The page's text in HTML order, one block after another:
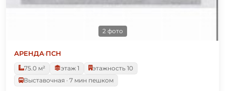
2 фото
АРЕНДА·ПСН
75.0 м²
этаж 1
этажность 10
Выставочная · 7 мин пешком